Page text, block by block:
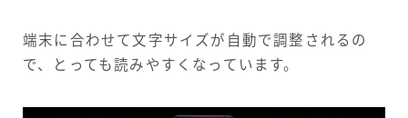
端末に合わせて文字サイズが自動で調整されるの
で、とっても読みやすくなっています。